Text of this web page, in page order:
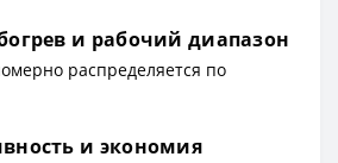
и рабочий диапазон
распределяется по
и экономия